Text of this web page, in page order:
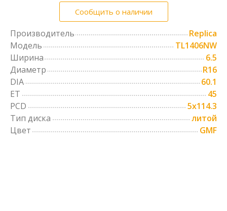
Сообщить о наличии
Производитель
Replica
Модель
TL1406NW
Ширина
6.5
Диаметр
R16
DIA
60.1
ET
45
PCD
5x114.3
Тип диска
литой
Цвет
GMF